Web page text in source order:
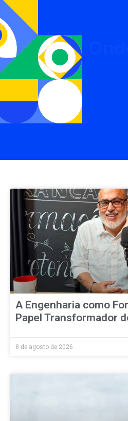
A Engenharia como
Papel Transformador
8 de agosto de 2026